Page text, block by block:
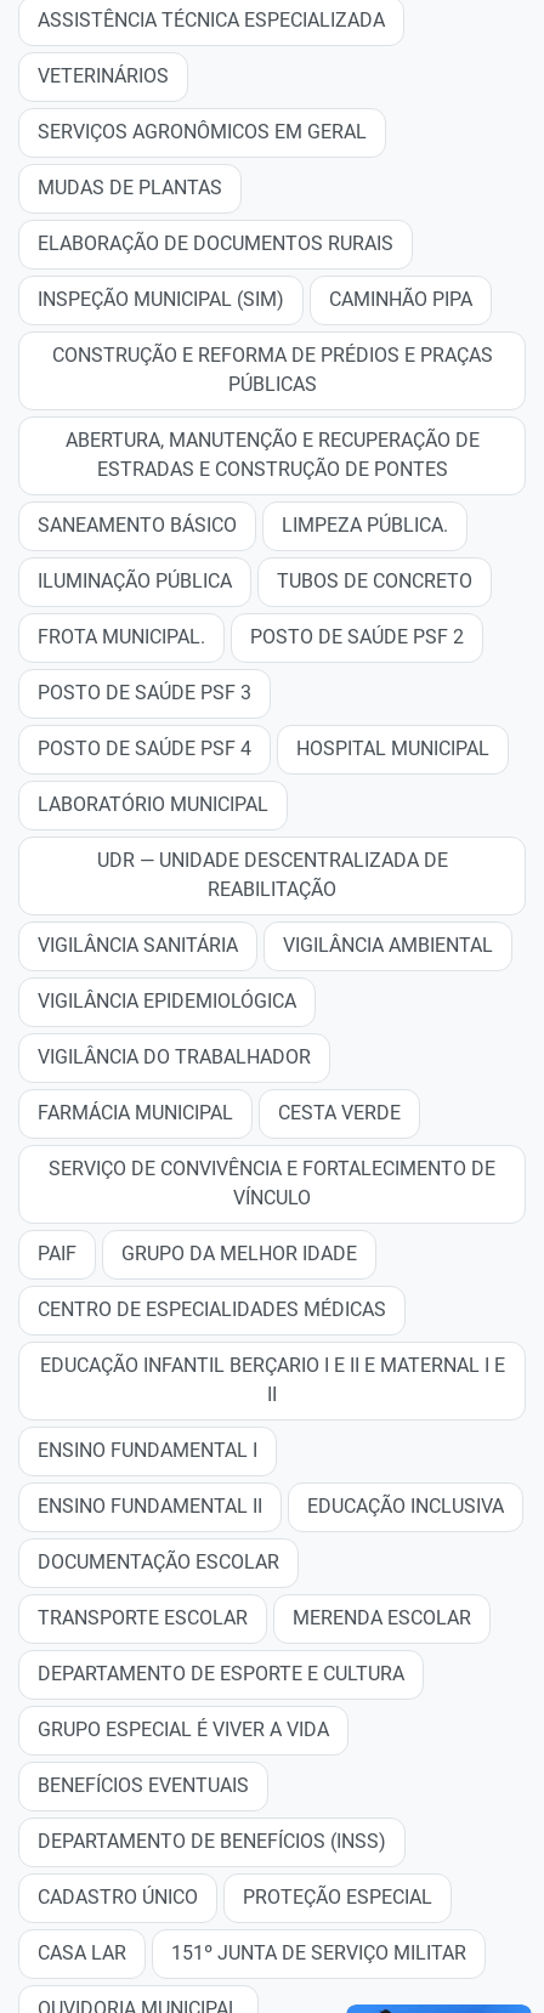
ASSISTÊNCIA TÉCNICA ESPECIALIZADA
VETERINÁRIOS
SERVIÇOS AGRONÔMICOS EM GERAL
MUDAS DE PLANTAS
ELABORAÇÃO DE DOCUMENTOS RURAIS
INSPEÇÃO MUNICIPAL (SIM) CAMINHÃO PIPA
CONSTRUÇÃO E REFORMA DE PRÉDIOS E PRAÇAS
PÚBLICAS
ABERTURA, MANUTENÇÃO E RECUPERAÇÃO DE
ESTRADAS E CONSTRUÇÃO DE PONTES
SANEAMENTO BÁSICO LIMPEZA PÚBLICA.
ILUMINAÇÃO PÚBLICA TUBOS DE CONCRETO
FROTA MUNICIPAL. POSTO DE SAÚDE PSF 2
POSTO DE SAÚDE PSF 3
POSTO DE SAÚDE PSF 4 HOSPITAL MUNICIPAL
LABORATÓRIO MUNICIPAL
UDR — UNIDADE DESCENTRALIZADA DE
REABILITAÇÃO
VIGILÂNCIA SANITÁRIA VIGILÂNCIA AMBIENTAL
VIGILÂNCIA EPIDEMIOLÓGICA
VIGILÂNCIA DO TRABALHADOR
FARMÁCIA MUNICIPAL CESTA VERDE
SERVIÇO DE CONVIVÊNCIA E FORTALECIMENTO DE
VÍNCULO
PAIF GRUPO DA MELHOR IDADE
CENTRO DE ESPECIALIDADES MÉDICAS
EDUCAÇÃO INFANTIL BERÇARIO I E II E MATERNAL I E
ENSINO FUNDAMENTAL I
ENSINO FUNDAMENTAL II EDUCAÇÃO INCLUSIVA
DOCUMENTAÇÃO ESCOLAR
TRANSPORTE ESCOLAR MERENDA ESCOLAR
DEPARTAMENTO DE ESPORTE E CULTURA
GRUPO ESPECIAL É VIVER A VIDA
BENEFÍCIOS EVENTUAIS
DEPARTAMENTO DE BENEFÍCIOS (INSS)
CADASTRO ÚNICO PROTEÇÃO ESPECIAL
CASA LAR 151º JUNTA DE SERVIÇO MILITAR